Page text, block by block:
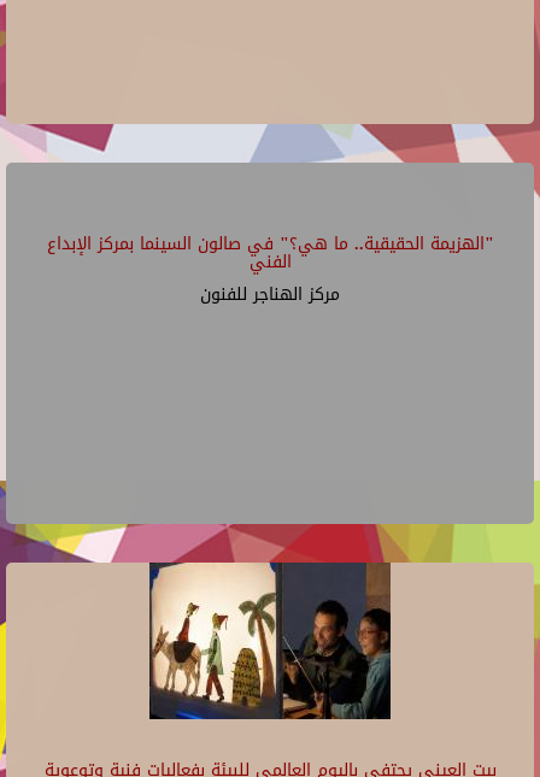
"الهزيمة الحقيقية.. ما هي؟" في صالون السينما بمركز الإبداع
الفني
مركز الهناجر للفنون